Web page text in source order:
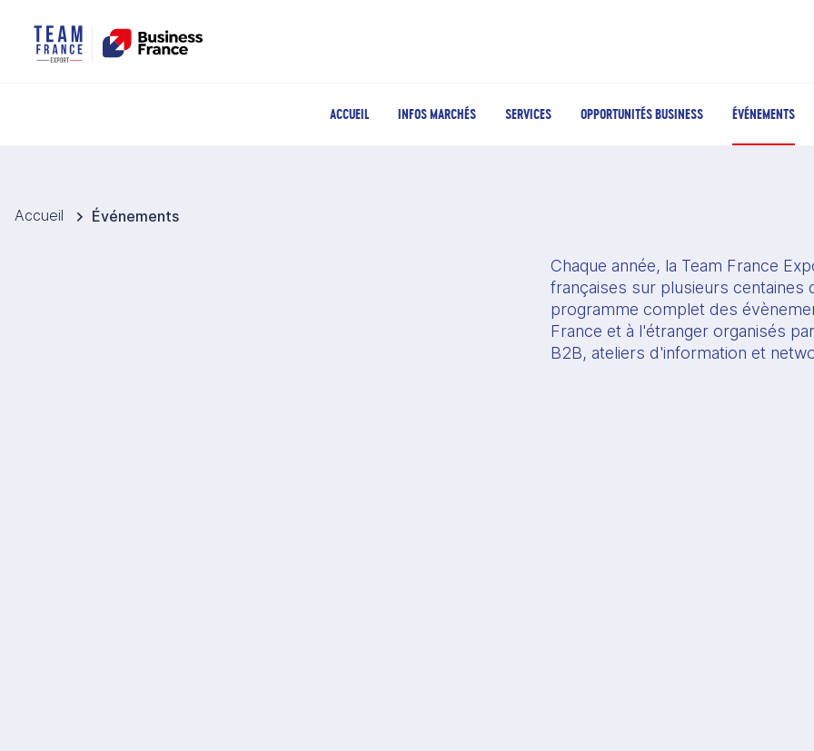
ACCUEIL INFOS MARCHÉS SERVICES OPPORTUNITÉS BUSINESS ÉVÉNEMENTS
Accueil Événements
Chaque année, la Team France
françaises sur plusieurs centaines
programme complet des
France et à l'étranger organisés
B2B, ateliers d'information et